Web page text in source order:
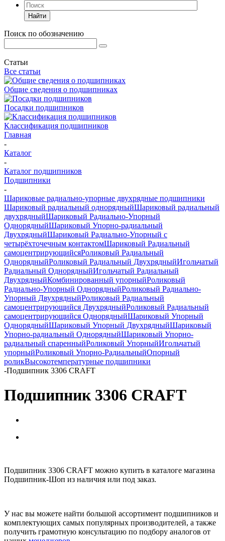
Найти
Поиск по обозначению
Статьи
Все статьи
Общие сведения о подшипниках
Посадки подшипников
Классификация подшипников
Главная
-
Каталог
-
Каталог подшипников
Подшипники
-
Шариковые радиально-упорные двухрядные подшипники
Шариковый радиальный однорядныйШариковый радиальный
двухрядныйШариковый Радиально-Упорный
ОднорядныйШариковый Упорно-радиальный
ДвухрядныйШариковый Радиально-Упорный с
четырёхточечным контактомШариковый Радиальный
самоцентрирующийсяРоликовый Радиальный
ОднорядныйРоликовый Радиальный ДвухрядныйИгольчатый
Радиальный ОднорядныйИгольчатый Радиальный
ДвухрядныйКомбинированный упорныйРоликовый
Радиально-Упорный ОднорядныйРоликовый Радиально-
Упорный ДвухрядныйРоликовый Радиальный
самоцентрирующийся ДвухрядныйРоликовый Радиальный
самоцентрирующийся ОднорядныйШариковый Упорный
ОднорядныйШариковый Упорный ДвухрядныйШариковый
Упорно-радиальный ОднорядныйШариковый Упорно-
радиальный спаренныйРоликовый УпорныйИгольчатый
упорныйРоликовый Упорно-РадиальныйОпорный
роликВысокотемпературные подшипники
-Подшипник 3306 CRAFT
Подшипник 3306 CRAFT
Подшипник 3306 CRAFT можно купить в каталоге магазина
Подшипник-Шоп из наличия или под заказ.
У нас вы можете найти большой ассортимент подшипников и
комплектующих самых популярных производителей, а также
получить грамотную консультацию по подбору аналогов от